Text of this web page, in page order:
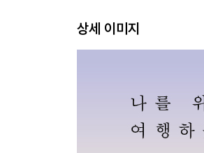
지구는 둥글다
잡초로 클 수 있어 다행이다
지구 여행자, 레이첼
상세 이미지